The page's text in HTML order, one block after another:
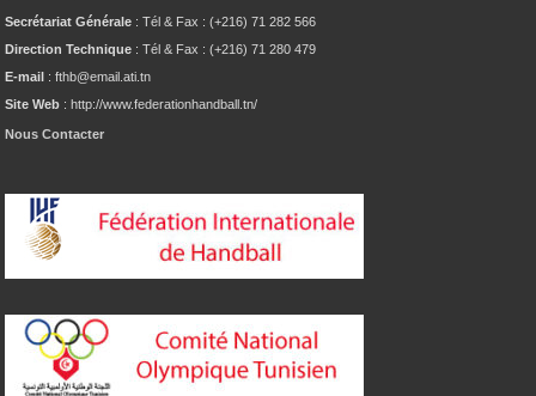
Secrétariat Générale : Tél & Fax : (+216) 71 282 566
Direction Technique : Tél & Fax : (+216) 71 280 479
E-mail : fthb@email.ati.tn
Site Web : http://www.federationhandball.tn/
Nous Contacter